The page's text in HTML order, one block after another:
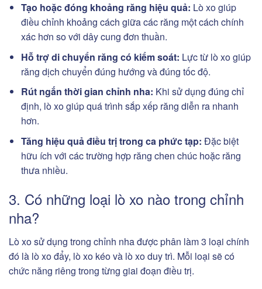
Tạo hoặc đóng khoảng răng hiệu quả: Lò xo giúp
điều chỉnh khoảng cách giữa các răng một cách chính
xác hơn so với dây cung đơn thuần.
Hỗ trợ di chuyển răng có kiểm soát: Lực từ lò xo giúp
răng dịch chuyển đúng hướng và đúng tốc độ.
Rút ngắn thời gian chỉnh nha: Khi sử dụng đúng chỉ
định, lò xo giúp quá trình sắp xếp răng diễn ra nhanh
hơn.
Tăng hiệu quả điều trị trong ca phức tạp: Đặc biệt
hữu ích với các trường hợp răng chen chúc hoặc răng
thưa nhiều.
3. Có những loại lò xo nào trong chỉnh
nha?
Lò xo sử dụng trong chỉnh nha được phân làm 3 loại chính
đó là lò xo đẩy, lò xo kéo và lò xo duy trì. Mỗi loại sẽ có
chức năng riêng trong từng giai đoạn điều trị.